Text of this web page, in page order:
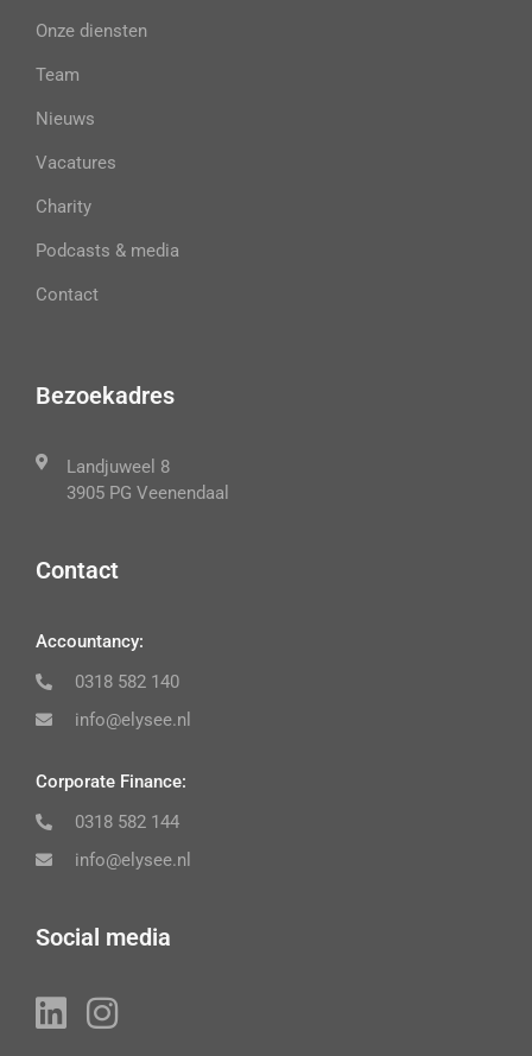
Onze diensten
Team
Nieuws
Vacatures
Charity
Podcasts & media
Contact
Bezoekadres
Landjuweel 8
3905 PG Veenendaal
Contact
Accountancy:
0318 582 140
info@elysee.nl
Corporate Finance:
0318 582 144
info@elysee.nl
Social media